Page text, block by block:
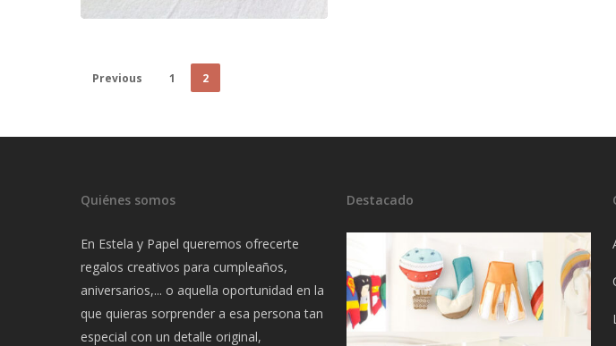
Previous 1 2
Quiénes somos
En Estela y Papel queremos ofrecerte
regalos creativos para cumpleaños,
aniversarios,... o aquella oportunidad en la
que quieras sorprender a esa persona tan
especial con un detalle original,
Destacado